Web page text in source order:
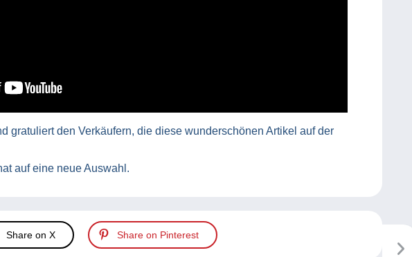
gratuliert den Verkäufern, die diese wunderschönen Artikel auf der
auf eine neue Auswahl.
Share on X Share on Pinterest